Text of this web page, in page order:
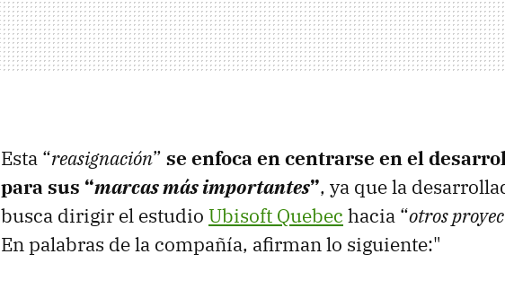
Esta “reasignación” se enfoca en centrarse en el
para sus “marcas más importantes”, ya que la
busca dirigir el estudio Ubisoft Quebec hacia “otros
En palabras de la compañía, afirman lo siguiente:"